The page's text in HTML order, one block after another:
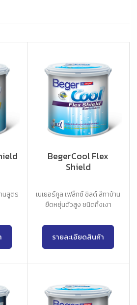
นสูตร
BegerCool Flex
Shield
เบเยอร์คูล เฟล็กซ์ ชิลด์ สีทาบ้าน
ยืดหยุ่นตัวสูง ชนิดกึ่งเงา
รายละเอียดสินค้า